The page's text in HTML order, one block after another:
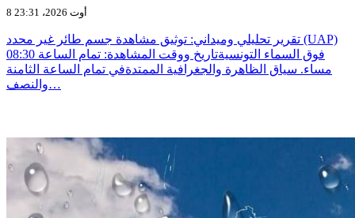
8 أوت 2026، 23:31
تقرير تحليلي وميداني: توثيق مشاهدة جسم طائر غير محدد (UAP)
فوق السماء التونسيةتاريخ ووقت المشاهدة: تمام الساعة 08:30
مساء. سياق الظاهرة والجغرافية الممتدةفي تمام الساعة الثامنة
والنصف…